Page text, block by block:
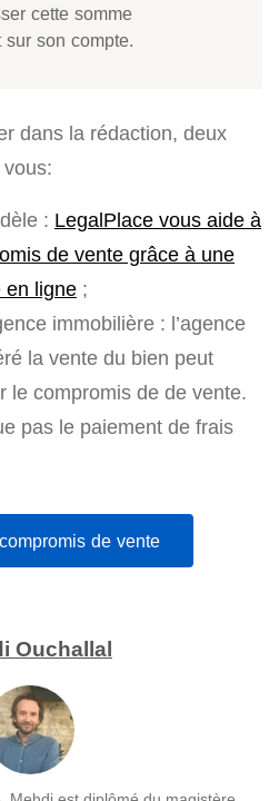
cette somme
sur son compte.
dans la rédaction, deux
vous:
: LegalPlace vous aide à
de vente grâce à une
en ligne ;
immobilière : l’agence
la vente du bien peut
le compromis de de vente.
pas le paiement de frais
de vente
Ouchallal